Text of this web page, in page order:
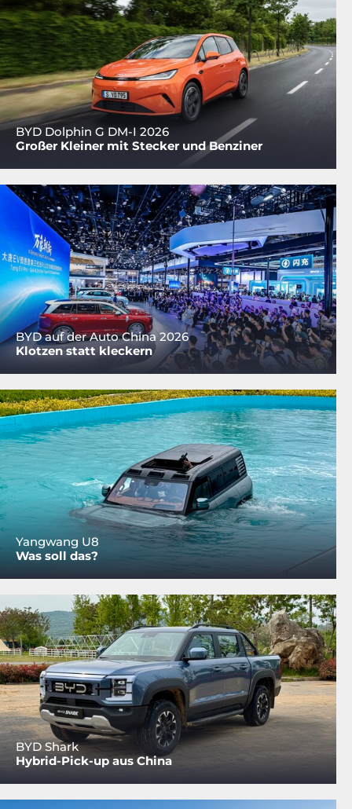
BYD Dolphin G DM-I 2026
Großer Kleiner mit Stecker und Benziner
BYD auf der Auto China 2026
Klotzen statt kleckern
Yangwang U8
Was soll das?
BYD Shark
Hybrid-Pick-up aus China